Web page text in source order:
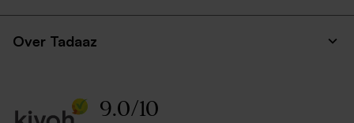
Over Tadaaz
9.0/10